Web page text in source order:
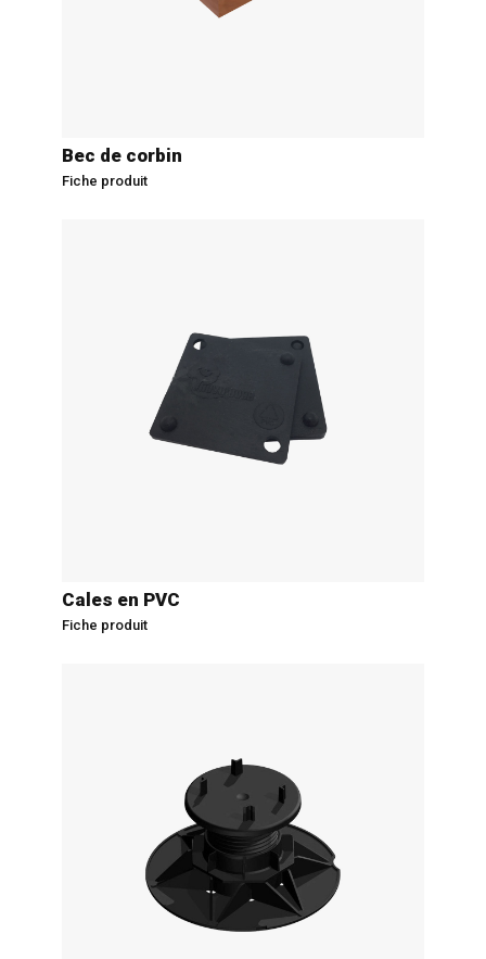
Bec de corbin
Fiche produit
Cales en PVC
Fiche produit